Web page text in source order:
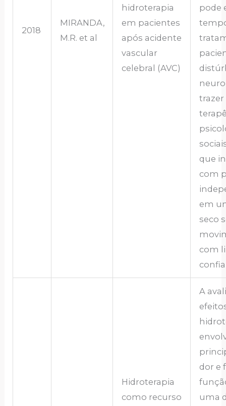
2018
MIRANDA,
M.R. et al
hidroterapia
em pacientes
após acidente
vascular
celebral (AVC)
pode
que
com
em
seco
com
Hidroterapia
como recurso
A
dor e
uma